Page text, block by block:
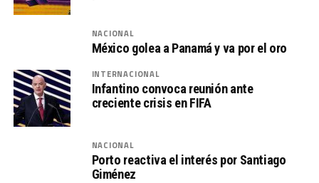
NACIONAL
México golea a Panamá y va por el oro
INTERNACIONAL
Infantino convoca reunión ante
creciente crisis en FIFA
NACIONAL
Porto reactiva el interés por Santiago
Giménez